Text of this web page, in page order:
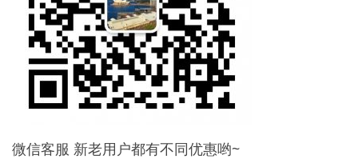
微信客服 新老用户都有不同优惠哟~